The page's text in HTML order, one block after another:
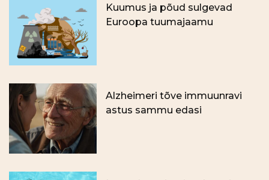
Kuumus ja põud sulgevad
Euroopa tuumajaamu
Alzheimeri tõve immuunravi
astus sammu edasi